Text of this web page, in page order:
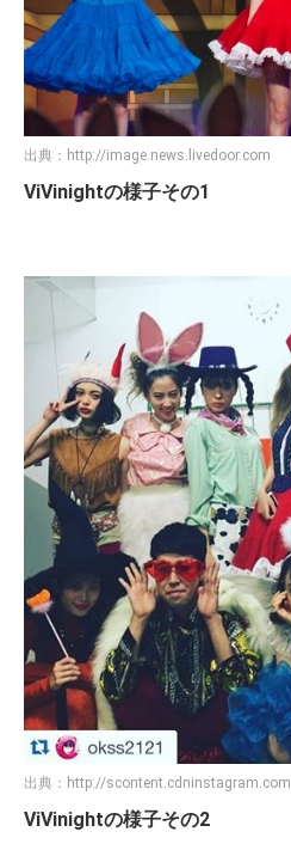
出典： http://image.news.livedoor.com
ViVinightの様子その1
出典： http://scontent.cdninstagram.com
ViVinightの様子その2